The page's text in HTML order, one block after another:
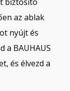
az ablak
nyújt és
a BAUHAUS
és élvezd a